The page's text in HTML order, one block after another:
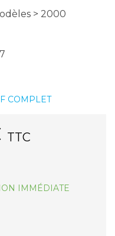
> 2000
COMPLET
TTC
IMMÉDIATE